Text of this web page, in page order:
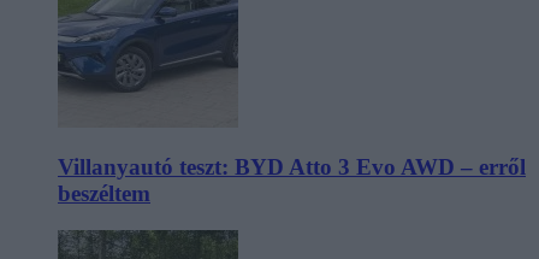
Villanyautó teszt: BYD Atto 3 Evo AWD – erről
beszéltem